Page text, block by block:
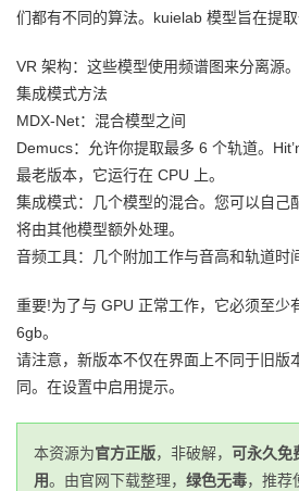
们都有不同的算法。kuielab 模型旨在提
VR 架构：这些模型使用频谱图来分离源
集成模式方法
MDX-Net：混合模型之间
Demucs：允许你提取最多 6 个轨道。
最老版本，它运行在 CPU 上。
集成模式：几个模型的混合。您可以自己
将由其他模型额外处理。
音频工具：几个附加工作与音高和轨道时
重要!为了与 GPU 正常工作，它必须至少
6gb。
请注意，新版本不仅在界面上不同于旧版
同。在设置中启用提示。
本资源为官方正版，非破解， 可永久免
用。由官网下载整理， 绿色无毒，推荐